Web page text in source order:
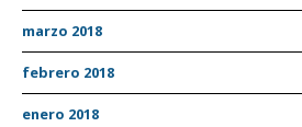
marzo 2018
febrero 2018
enero 2018